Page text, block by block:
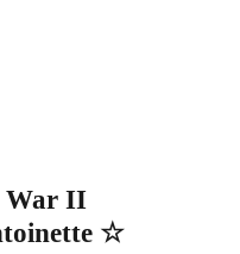
War II
☆